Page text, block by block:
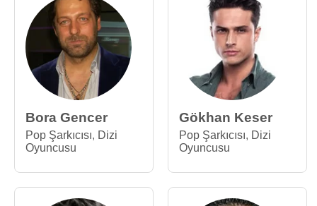
Bora Gencer
Pop Şarkıcısı, Dizi
Oyuncusu
Gökhan Keser
Pop Şarkıcısı, Dizi
Oyuncusu